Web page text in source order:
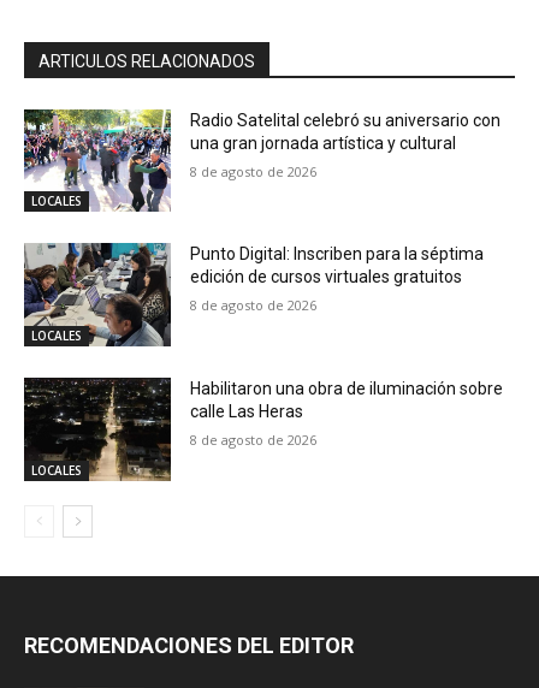
ARTICULOS RELACIONADOS
LOCALES
Radio Satelital celebró su aniversario con
una gran jornada artística y cultural
8 de agosto de 2026
LOCALES
Punto Digital: Inscriben para la séptima
edición de cursos virtuales gratuitos
8 de agosto de 2026
LOCALES
Habilitaron una obra de iluminación sobre
calle Las Heras
8 de agosto de 2026
RECOMENDACIONES DEL EDITOR